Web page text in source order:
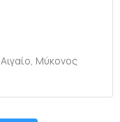
Αιγαίο, Μύκονος